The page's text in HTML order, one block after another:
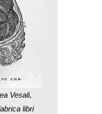
Vesali,
libri